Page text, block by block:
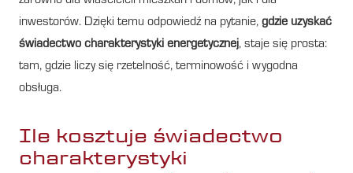
inwestorów. Dzięki temu odpowiedź na pytanie, gdzie uzyskać
świadectwo charakterystyki energetycznej, staje się prosta:
tam, gdzie liczy się rzetelność, terminowość i wygodna
obsługa.
Ile kosztuje świadectwo
charakterystyki